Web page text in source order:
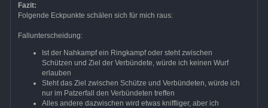
Fazit:
Folgende Eckpunkte schälen sich für mich raus:
Fallunterscheidung:
Ist der Nahkampf ein Ringkampf oder steht zwischen
Schützen und Ziel der Verbündete, würde ich keinen Wurf
erlauben
Steht das Ziel zwischen Schütze und Verbündeten, würde ich
nur im Patzerfall den Verbündeten treffen
Alles andere dazwischen wird etwas kniffliger, aber ich